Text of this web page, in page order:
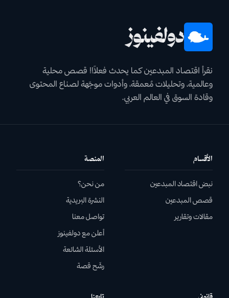
دولفينوز
نقرأ اقتصاد المبدعين كما يحدث فعلاً!! قصص محلية
وعالمية، وتحليلات مٌعمقة، وأدوات موجّهة لصناع المحتوى
وقادة السوق في العالم العربي.
الأقسام
نبض اقتصاد المبدعين
قصص المبدعين
مقالات وتقارير
المنصة
من نحن؟
النشرة البريدية
تواصل معنا
أعلن مع دولفينوز
الأسئلة الشائعة
رشّح قصة